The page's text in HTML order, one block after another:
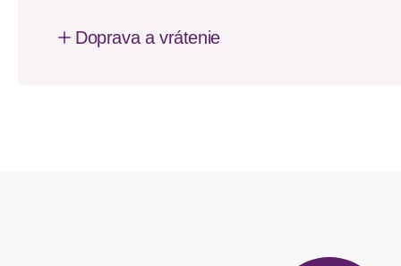
Doprava a vrátenie